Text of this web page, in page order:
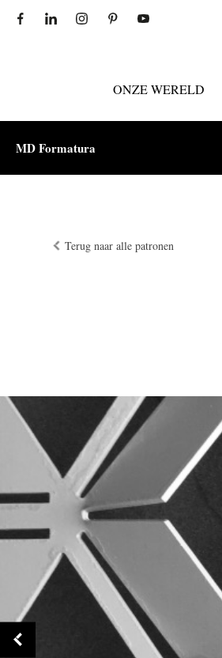
ONZE WERELD
MD Formatura
Terug naar alle patronen